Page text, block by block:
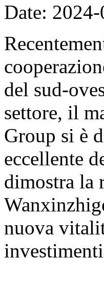
Date:
del sud-
settore, il
Group si è
eccellente
dimostra la
nuova